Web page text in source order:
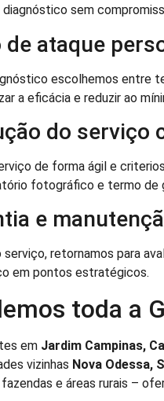
sem
de ataque
escolhemos entre
a eficácia e reduzir ao
do serviço
de forma ágil e
fotográfico e termo de
e
serviço, retornamos para
em pontos estratégicos.
toda a
em Jardim Campinas,
vizinhas Nova Odessa,
e áreas rurais –